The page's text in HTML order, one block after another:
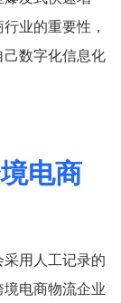
业的重要性，
数字化信息化
电商
用人工记录的
电商物流企业